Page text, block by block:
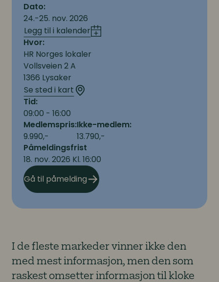
Dato:
24.-25. nov. 2026
Legg til i kalender
Hvor:
HR Norges lokaler
Vollsveien 2 A
1366 Lysaker
Se sted i kart
Tid:
09:00 - 16:00
Medlemspris:
9.990,-
Ikke-medlem:
13.790,-
Påmeldingsfrist
18. nov. 2026 Kl. 16:00
Gå til påmelding
I de fleste markeder vinner ikke den
med mest informasjon, men den som
raskest omsetter informasjon til kloke